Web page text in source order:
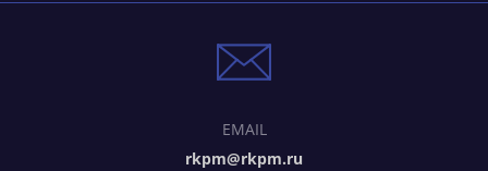
EMAIL
rkpm@rkpm.ru